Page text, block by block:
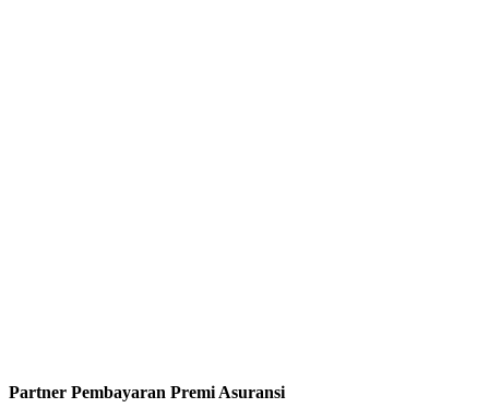
Partner Pembayaran Premi Asuransi